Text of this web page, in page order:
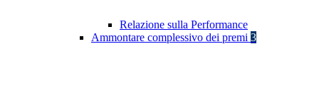
Relazione sulla Performance
Ammontare complessivo dei premi 3